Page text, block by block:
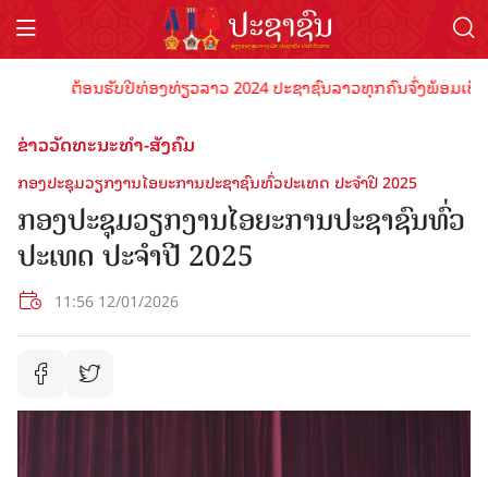
ຕ້ອນຮັບປີທ່ອງທ່ຽວລາວ 2024 ປະຊາຊົນລາວທຸກຄົນຈົ່ງພ້ອມເປັນເ
ຂ່າວວັດທະນະທຳ-ສັງຄົມ
ກອງປະຊຸມວຽກງານໄອຍະການປະຊາຊົນທົ່ວປະເທດ ປະຈໍາປີ 2025
ກອງປະຊຸມວຽກງານໄອຍະການປະຊາຊົນທົ່ວ
ປະເທດ ປະຈໍາປີ 2025
11:56 12/01/2026